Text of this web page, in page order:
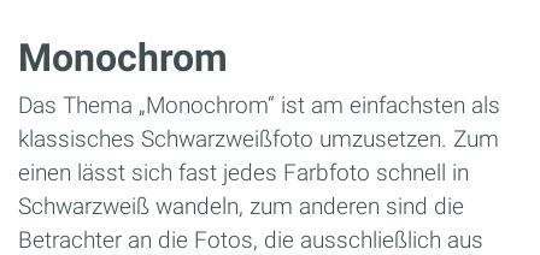
Monochrom
Das Thema „Monochrom“ ist am einfachsten als
klassisches Schwarzweißfoto umzusetzen. Zum
einen lässt sich fast jedes Farbfoto schnell in
Schwarzweiß wandeln, zum anderen sind die
Betrachter an die Fotos, die ausschließlich aus